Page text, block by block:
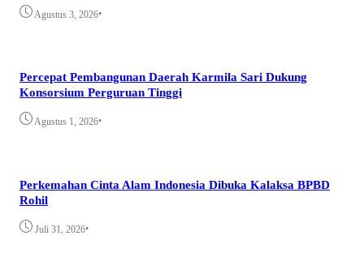
Agustus 3, 2026•
Percepat Pembangunan Daerah Karmila Sari Dukung
Konsorsium Perguruan Tinggi
Agustus 1, 2026•
Perkemahan Cinta Alam Indonesia Dibuka Kalaksa BPBD
Rohil
Juli 31, 2026•